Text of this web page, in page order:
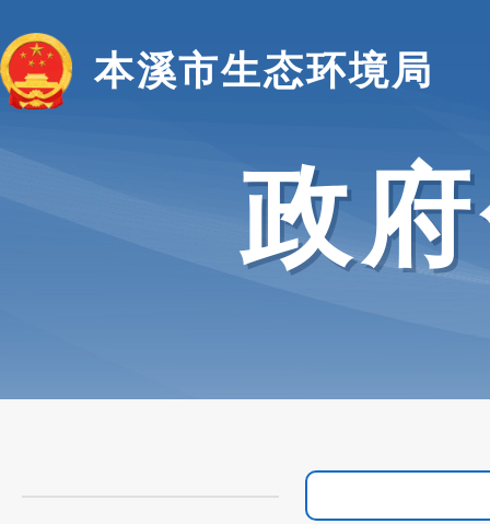
本溪市生态环境局
政